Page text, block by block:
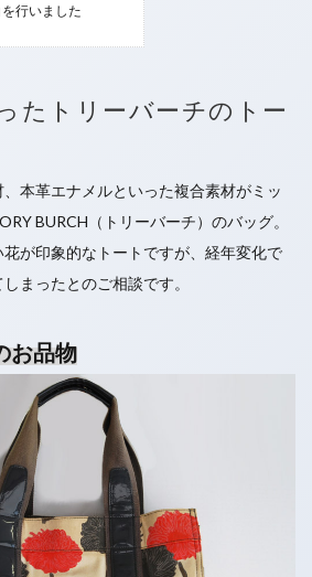
行いました
たトリーバーチのトー
本革エナメルといった複合素材がミッ
BURCH（トリーバーチ）のバッグ。
が印象的なトートですが、経年変化で
まったとのご相談です。
お品物
替え 特殊漂白
物をこぼした
検索